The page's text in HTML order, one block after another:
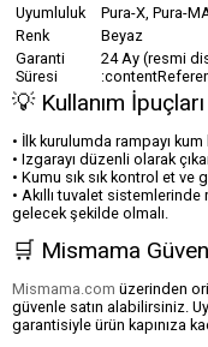
Uyumluluk
Pura-X, Pura-
Renk
Beyaz
Garanti
Süresi
24 Ay (resmi
💡 Kullanım İpuçları
• İlk kurulumda rampayı kum
• Izgarayı düzenli olarak
• Kumu sık sık kontrol et
• Akıllı tuvalet
gelecek şekilde olmalı.
🛒 Mismama
Mismama.com üzerinden
güvenle satın alabilirsiniz.
garantisiyle ürün kapınıza